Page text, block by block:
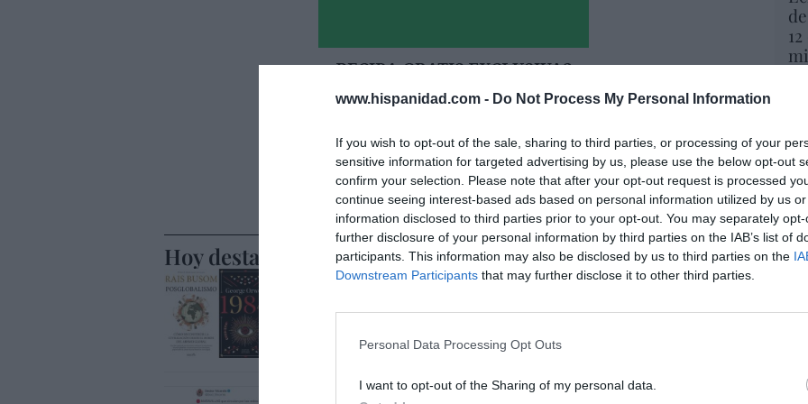
www.hispanidad.com - Do Not Process My Personal Information
If you wish to opt-out of the sale, sharing to third parties, or processing of your
sensitive information for targeted advertising by us, please use the below opt-out
confirm your selection. Please note that after your opt-out request is processed
continue seeing interest-based ads based on personal information utilized by us
information disclosed to third parties prior to your opt-out. You may separately
further disclosure of your personal information by third parties on the IAB’s list of
participants. This information may also be disclosed by us to third parties on the
Downstream Participants that may further disclose it to other third parties.
Personal Data Processing Opt Outs
I want to opt-out of the Sharing of my personal data.
Hoy destacamos
SOCIEDAD
seguridad!
Humberto Pérez-Tomé 08/08/26 06:00
SOCIEDAD
y